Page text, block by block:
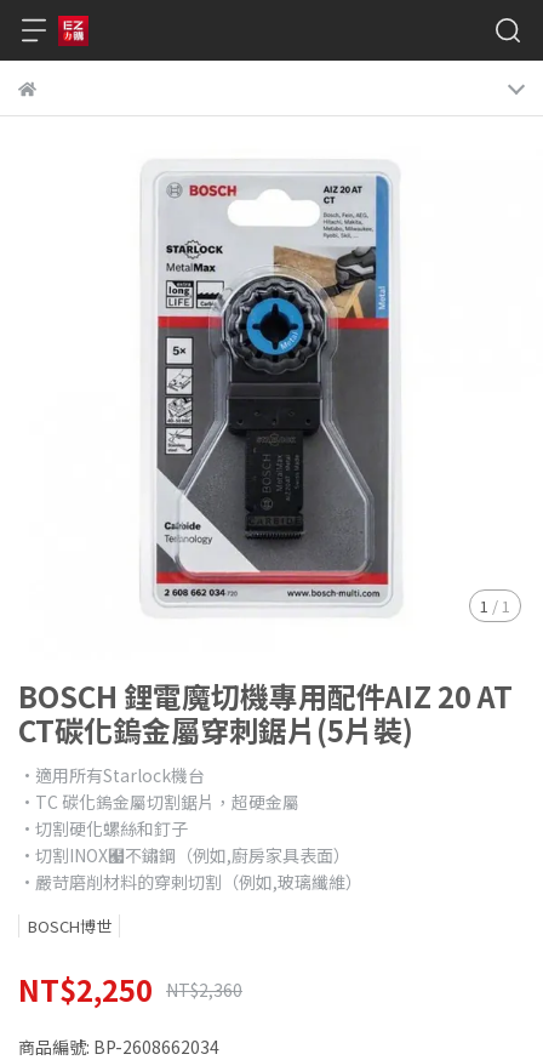
1 / 1
BOSCH 鋰電魔切機專用配件AIZ 20 AT
CT碳化鎢金屬穿刺鋸片(5片裝)
•適用所有Starlock機台
•TC 碳化鎢金屬切割鋸片，超硬金屬
•切割硬化螺絲和釘子
•切割INOX﹧不鏽鋼（例如,廚房家具表面）
•嚴苛磨削材料的穿剌切割（例如,玻璃纖維）
BOSCH博世
NT$2,250 NT$2,360
商品編號: BP-2608662034